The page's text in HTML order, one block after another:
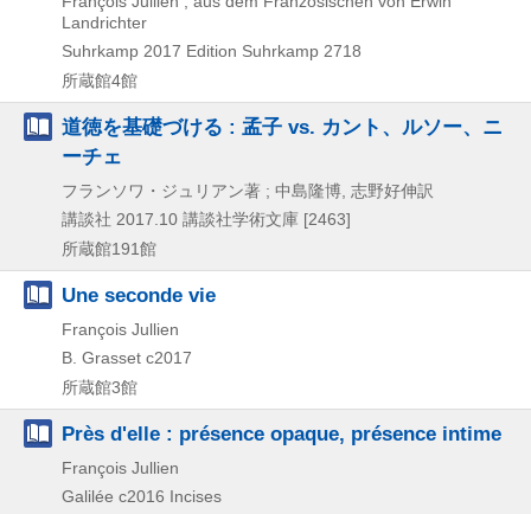
Landrichter
Suhrkamp 2017 Edition Suhrkamp 2718
所蔵館4館
道徳を基礎づける : 孟子 vs. カント、ルソー、ニ
ーチェ
フランソワ・ジュリアン著 ; 中島隆博, 志野好伸訳
講談社 2017.10 講談社学術文庫 [2463]
所蔵館191館
Une seconde vie
François Jullien
B. Grasset c2017
所蔵館3館
Près d'elle : présence opaque, présence intime
François Jullien
Galilée c2016 Incises